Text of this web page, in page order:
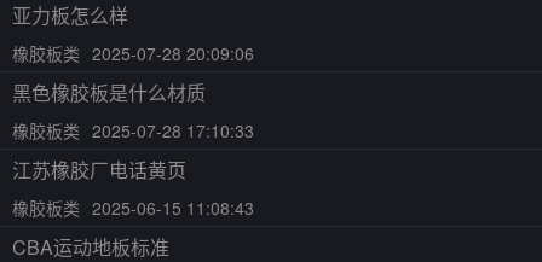
亚力板怎么样
橡胶板类 2025-07-28 20:09:06
黑色橡胶板是什么材质
橡胶板类 2025-07-28 17:10:33
江苏橡胶厂电话黄页
橡胶板类 2025-06-15 11:08:43
CBA运动地板标准